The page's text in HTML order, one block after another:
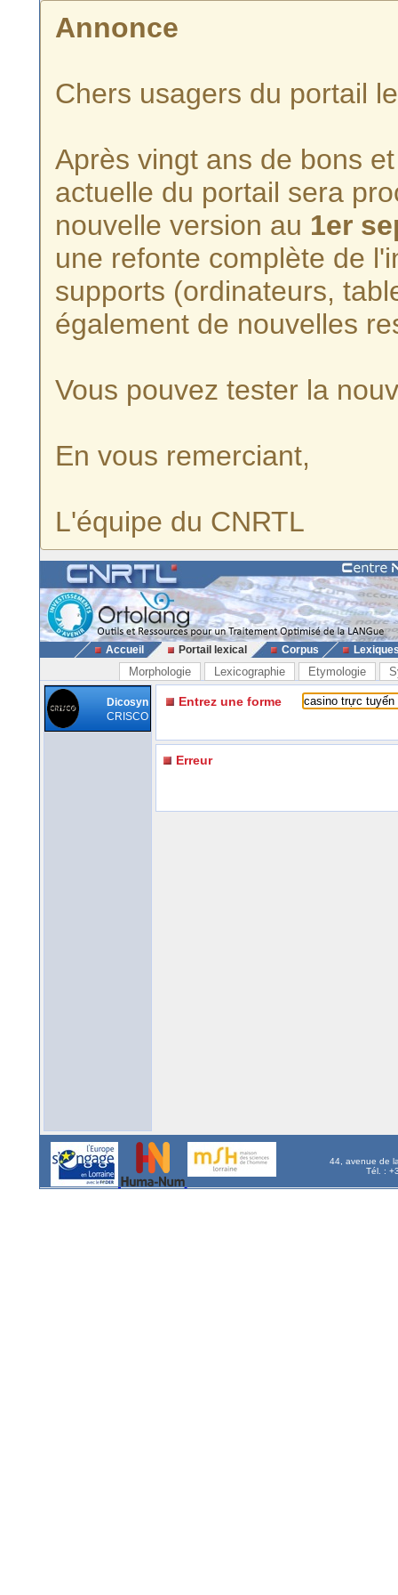
Annonce
Chers usagers du portail
Après vingt ans de bons
actuelle du portail sera
nouvelle version au 1er
une refonte complète de
supports (ordinateurs,
également de nouvelles
Vous pouvez tester la
En vous remerciant,
L'équipe du CNRTL
Accueil Portail lexical Corpus
Morphologie Lexicographie Etymologie
Dicosyn
CRISCO
Entrez une forme
Erreur
44, avenue de
Tél. :